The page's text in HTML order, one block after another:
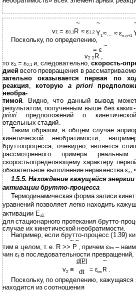
~ ~
vΣ= ε0,1 R ≈ ε1,2 Y1 ≈... ≈ εn,n+1
Поскольку, по определению,
= ε
~
vΣ ΣR ,
то εΣ = ε0,1и, следовательно, скорость-
диейвсего превращения в
зательно оказывается первая по
реакция которую a priori
необра-
тимой. Видно, что данный вывод
результатом, полученным выше без
priori предположений о
отдельных стадий.
Таким образом, в общем случае
кинетической необратимости,
бруттопроцесса, очевидно, является
рассмотренного примера
скоростьопределяющему характеру
обязательное выполнение неравенства ε0,1
1.5.5. Нахождение кажущейся энергии
активации брутто-процесса
Термодинамическая форма записи
уравнений позволяет легко находить
активации EaΣ
для стационарного протекания брутто-
случае их кинетической необратимости.
Например, если брутто-процесс (1.39)
~ ~
тим в целом, т. е. R >> P , причем εlim–
чин εij в последовательности превращений,
vΣ ≡
d[P]
~
dt = εlim R .
Поскольку, по определению, кажущаяся
находится из соотношения